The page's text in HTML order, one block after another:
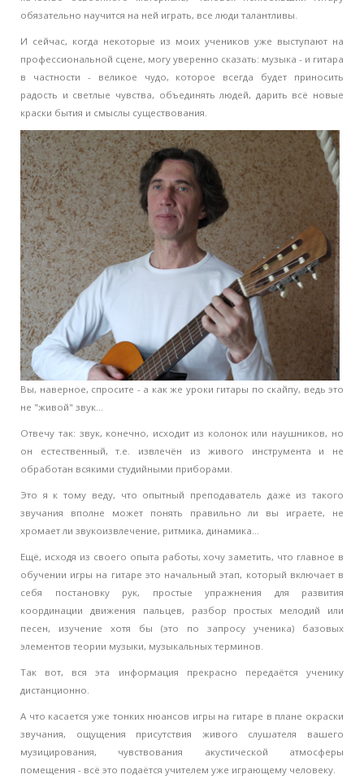
обязательно научится на ней играть, все люди талантливы.
И сейчас, когда некоторые из моих учеников уже выступают на
профессиональной сцене, могу уверенно сказать: музыка - и гитара
в частности - великое чудо, которое всегда будет приносить
радость и светлые чувства, объединять людей, дарить всё новые
краски бытия и смыслы существования.
Вы, наверное, спросите - а как же уроки гитары по скайпу, ведь это
не "живой" звук...
Отвечу так: звук, конечно, исходит из колонок или наушников, но
он естественный, т.е. извлечён из живого инструмента и не
обработан всякими студийными приборами.
Это я к тому веду, что опытный преподаватель даже из такого
звучания вполне может понять правильно ли вы играете, не
хромает ли звукоизвлечение, ритмика, динамика...
Ещё, исходя из своего опыта работы, хочу заметить, что главное в
обучении игры на гитаре это начальный этап, который включает в
себя постановку рук, простые упражнения для развития
координации движения пальцев, разбор простых мелодий или
песен, изучение хотя бы (это по запросу ученика) базовых
элементов теории музыки, музыкальных терминов.
Так вот, вся эта информация прекрасно передаётся ученику
дистанционно.
А что касается уже тонких нюансов игры на гитаре в плане окраски
звучания, ощущения присутствия живого слушателя вашего
музицирования, чувствования акустической атмосферы
помещения - всё это подаётся учителем уже играющему человеку.